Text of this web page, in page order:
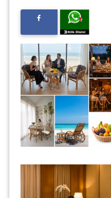
ARTIKEL(14)
PEMBORONG(2)
PRODUK
DIGITAL(29)
MAKANAN(25)